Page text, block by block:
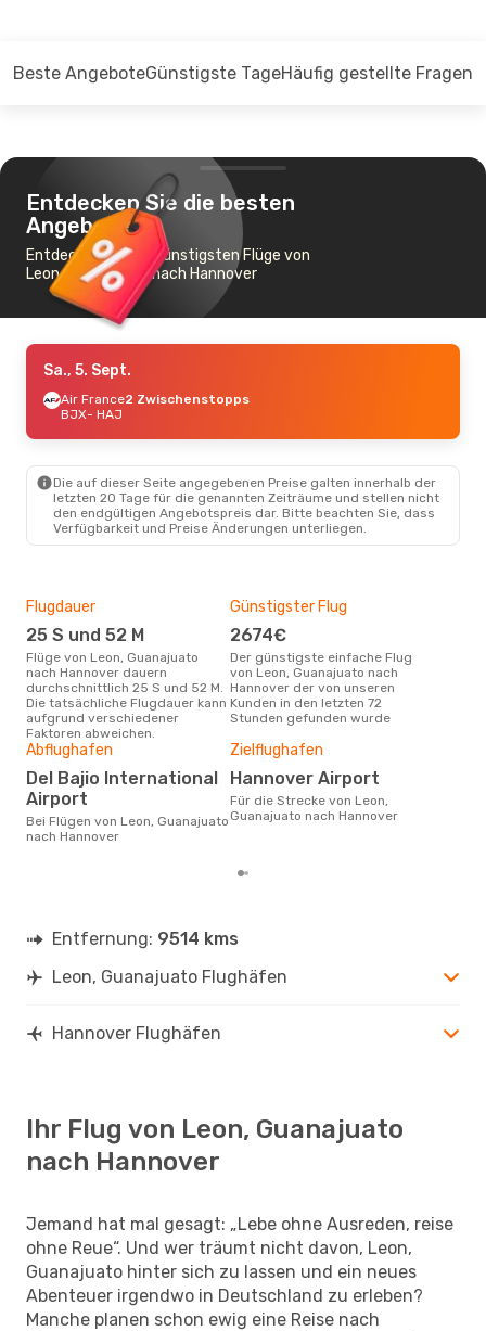
Beste AngeboteGünstigste TageHäufig gestellte Fragen
Entdecken Sie die besten
Angebote
Entdecken Sie die günstigsten Flüge von
Leon, Guanajuato nach Hannover
Sa., 5. Sept.
Air France2 Zwischenstopps
BJX- HAJ
Die auf dieser Seite angegebenen Preise galten innerhalb der
letzten 20 Tage für die genannten Zeiträume und stellen nicht
den endgültigen Angebotspreis dar. Bitte beachten Sie, dass
Verfügbarkeit und Preise Änderungen unterliegen.
Flugdauer
25 S und 52 M
Flüge von Leon, Guanajuato
nach Hannover dauern
durchschnittlich 25 S und 52 M.
Die tatsächliche Flugdauer kann
aufgrund verschiedener
Faktoren abweichen.
Günstigster Flug
2674€
Der günstigste einfache Flug
von Leon, Guanajuato nach
Hannover der von unseren
Kunden in den letzten 72
Stunden gefunden wurde
Abflughafen
Del Bajio International
Airport
Bei Flügen von Leon, Guanajuato
nach Hannover
Zielflughafen
Hannover Airport
Für die Strecke von Leon,
Guanajuato nach Hannover
Entfernung: 9514 kms
Leon, Guanajuato Flughäfen
Hannover Flughäfen
Ihr Flug von Leon, Guanajuato
nach Hannover
Jemand hat mal gesagt: „Lebe ohne Ausreden, reise
ohne Reue“. Und wer träumt nicht davon, Leon,
Guanajuato hinter sich zu lassen und ein neues
Abenteuer irgendwo in Deutschland zu erleben?
Manche planen schon ewig eine Reise nach